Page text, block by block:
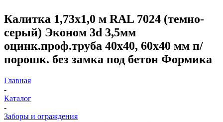
Калитка 1,73х1,0 м RAL 7024 (темно-
серый) Эконом 3d 3,5мм
оцинк.проф.труба 40х40, 60х40 мм п/
порошк. без замка под бетон Формика
Главная
-
Каталог
-
Заборы и ограждения